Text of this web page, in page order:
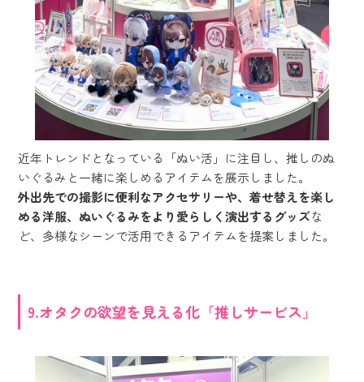
近年トレンドとなっている「ぬい活」に注目し、推しのぬ
いぐるみと一緒に楽しめるアイテムを展示しました。
外出先での撮影に便利なアクセサリーや、着せ替えを楽し
める洋服、ぬいぐるみをより愛らしく演出するグッズな
ど、多様なシーンで活用できるアイテムを提案しました。
9.オタクの欲望を見える化「推しサービス」